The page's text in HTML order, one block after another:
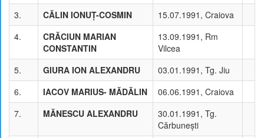
3. CĂLIN IONUŢ-COSMIN
15.07.1991, Craiova
4.
CRĂCIUN MARIAN
CONSTANTIN
13.09.1991, Rm
Vilcea
5.
GIURA ION ALEXANDRU
03.01.1991, Tg. Jiu
6.
IACOV MARIUS- MĂDĂLIN
06.06.1991, Craiova
7.
MĂNESCU ALEXANDRU
30.01.1991, Tg.
Cărbuneşti